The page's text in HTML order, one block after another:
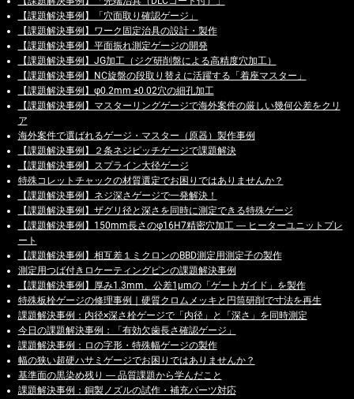
【課題解決事例】「穴面取り確認ゲージ」
【課題解決事例】ワーク固定治具の設計・製作
【課題解決事例】平面振れ測定ゲージの開発
【課題解決事例】JG加工（ジグ研削盤による高精度穴加工）
【課題解決事例】NC旋盤の段取り替えに活躍する「着座マスター」
【課題解決事例】φ0.2mm ±0.02穴の細孔加工
【課題解決事例】マスターリングゲージで海外案件の厳しい幾何公差をクリ
ア
海外案件で選ばれるゲージ・マスター（原器）製作事例
【課題解決事例】２条ネジピッチゲージで課題解決
【課題解決事例】スプライン大径ゲージ
特殊コレットチャックの材質選定でお困りではありませんか？
【課題解決事例】ネジ深さゲージで一発解決！
【課題解決事例】ザグリ径と深さを同時に測定できる特殊ゲージ
【課題解決事例】150mm長さのφ16H7精密穴加工 ― ヒーターユニットプレ
ート
【課題解決事例】相互差１ミクロンのBBD測定用測定子の製作
測定用つば付きロケーティングピンの課題解決事例
【課題解決事例】厚み1.3mm、公差1μmの「ゲートガイド」を製作
特殊板栓ゲージの修理事例｜硬質クロムメッキと円筒研削で寸法を再生
課題解決事例：内径×深さ栓ゲージで「内径」と「深さ」を同時測定
今日の課題解決事例：「有効欠歯長さ確認ゲージ」
課題解決事例：ロの字形・特殊幅ゲージの製作
幅の狭い超硬ハサミゲージでお困りではありませんか？
基準面の黒染め残り ― 品質課題から学んだこと
課題解決事例：銅製ノズルの試作・補充パーツ対応